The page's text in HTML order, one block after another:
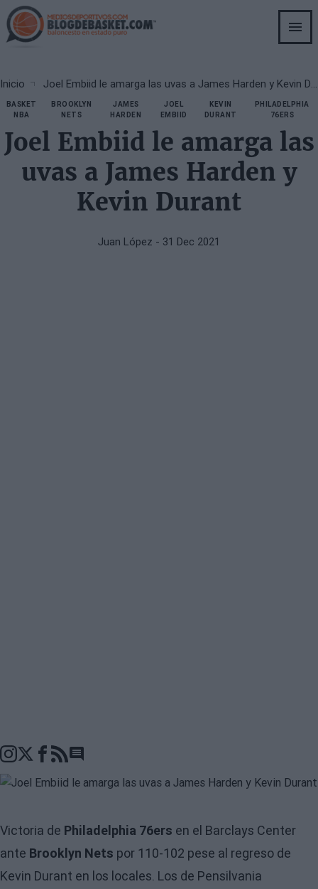
Skip
to
main
Breadcrumb
Inicio Joel Embiid le amarga las uvas a James Harden y Kevin Durant
BASKET
NBA
BROOKLYN
NETS
JAMES
HARDEN
JOEL
EMBIID
KEVIN
DURANT
PHILADELPHIA
76ERS
Joel Embiid le amarga las
uvas a James Harden y
Kevin Durant
Juan López - 31 Dec 2021
Go to comments seciton
Victoria de Philadelphia 76ers en el Barclays Center
ante Brooklyn Nets por 110-102 pese al regreso de
Kevin Durant en los locales. Los de Pensilvania